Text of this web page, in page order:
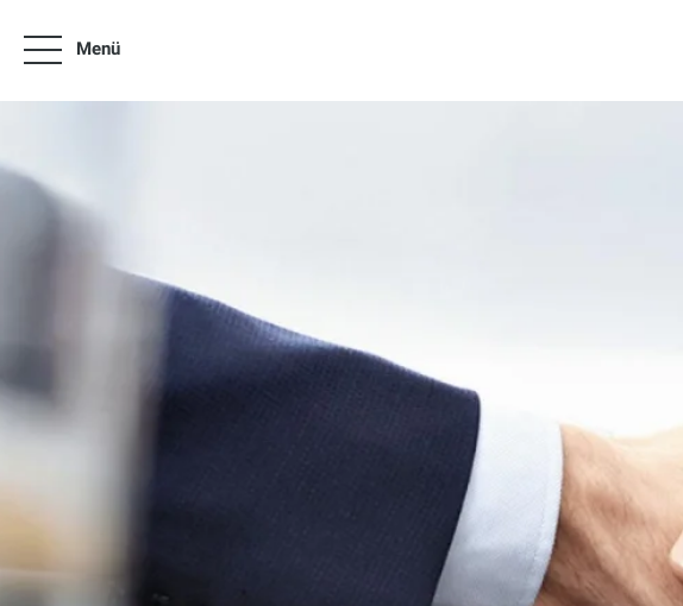
Menü
Angebote
Über uns
Neuwagen & Occasionen
Zubehör Preislisten VW Modelle
Kontakt